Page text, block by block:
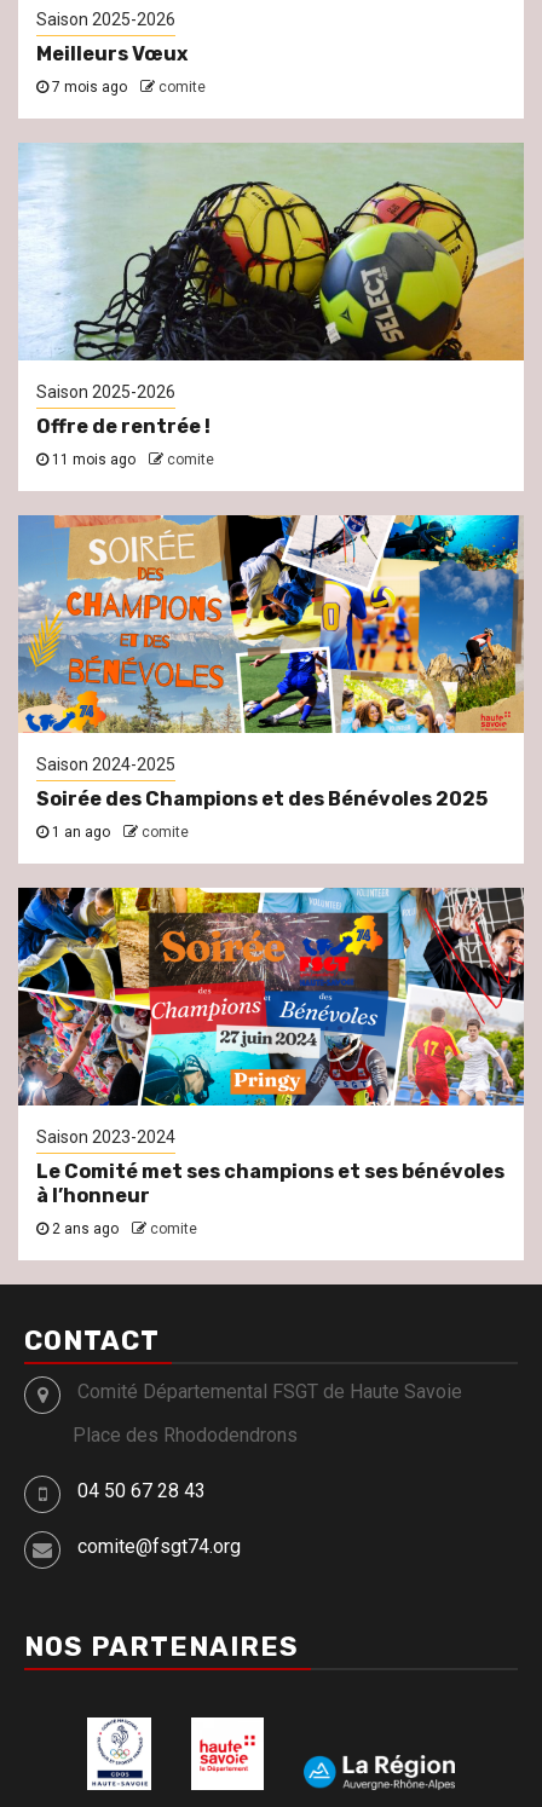
Saison 2025-2026
Meilleurs Vœux
7 mois ago comite
Saison 2025-2026
Offre de rentrée !
11 mois ago comite
Saison 2024-2025
Soirée des Champions et des Bénévoles 2025
1 an ago comite
Saison 2023-2024
Le Comité met ses champions et ses bénévoles
à l’honneur
2 ans ago comite
CONTACT
Comité Départemental FSGT de Haute Savoie
Place des Rhododendrons
04 50 67 28 43
comite@fsgt74.org
NOS PARTENAIRES